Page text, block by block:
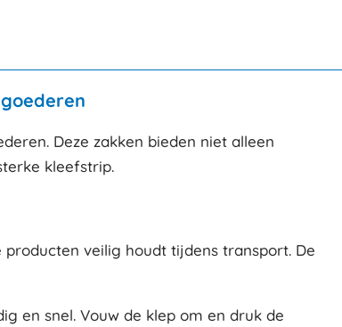
Deze zakken bieden niet alleen
kleefstrip.
veilig houdt tijdens transport. De
en snel. Vouw de klep om en druk de